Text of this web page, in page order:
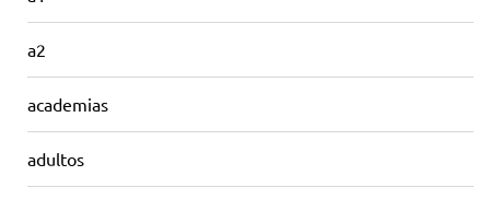
a2
academias
adultos